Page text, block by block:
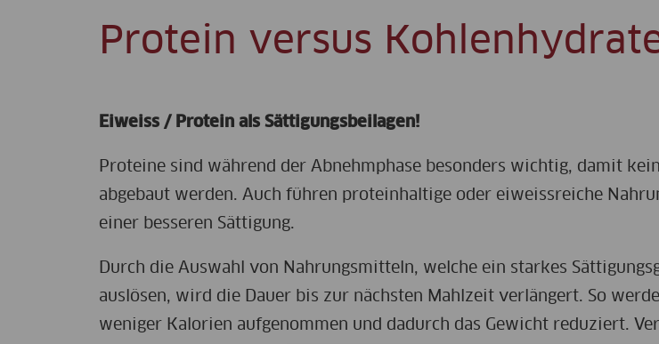
Protein versus
Eiweiss / Protein als Sättigungsbeilagen!
Proteine sind während der Abnehmphase besonders wichtig, damit
abgebaut werden. Auch führen proteinhaltige oder eiweissreiche
einer besseren Sättigung.
Durch die Auswahl von Nahrungsmitteln, welche ein starkes
auslösen, wird die Dauer bis zur nächsten Mahlzeit verlängert. So
weniger Kalorien aufgenommen und dadurch das Gewicht reduziert.